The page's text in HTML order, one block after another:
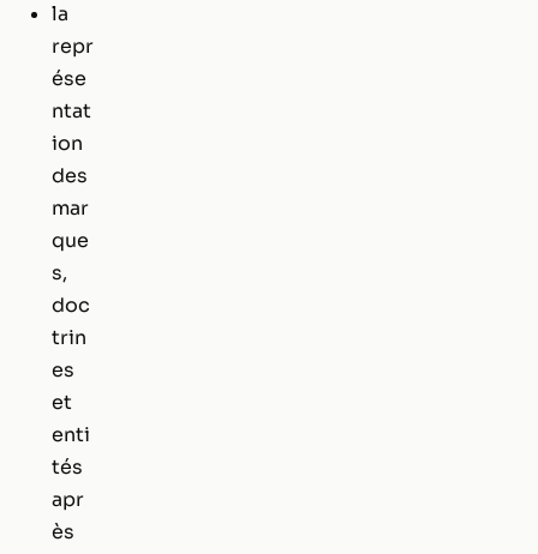
la
repr
ése
ntat
ion
des
mar
que
s,
doc
trin
es
et
enti
tés
apr
ès